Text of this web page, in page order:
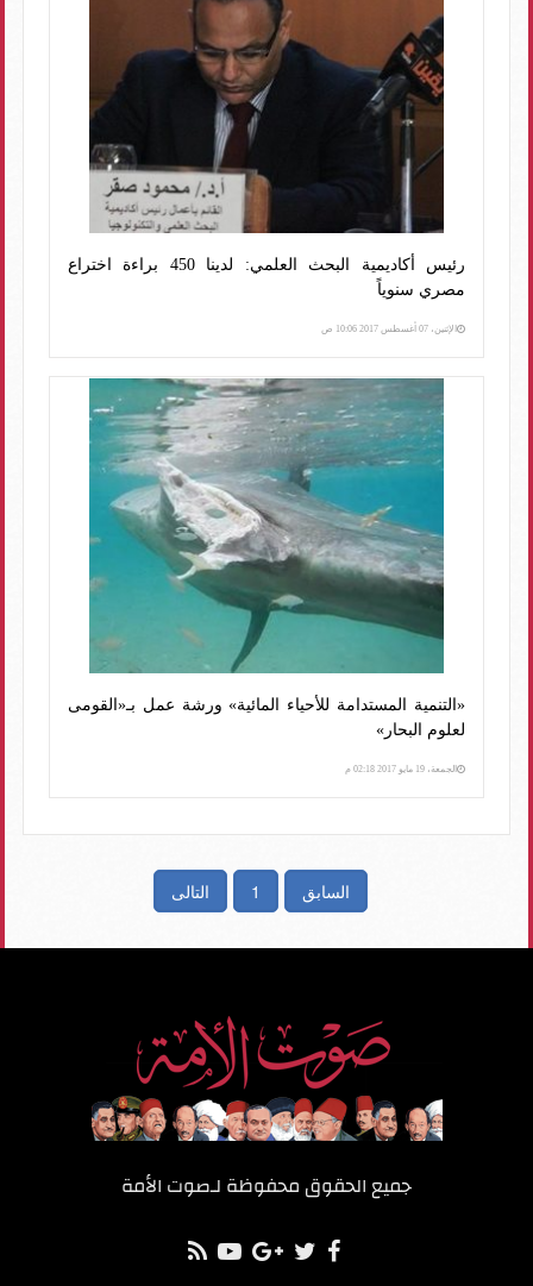
رئيس أكاديمية البحث العلمي: لدينا 450 براءة اختراع
مصري سنوياً
الإثنين، 07 أغسطس 2017 10:06 ص
«التنمية المستدامة للأحياء المائية» ورشة عمل بـ«القومى
لعلوم البحار»
الجمعة، 19 مايو 2017 02:18 م
السابق 1 التالى
جميع الحقوق محفوظة لـصوت الأمة